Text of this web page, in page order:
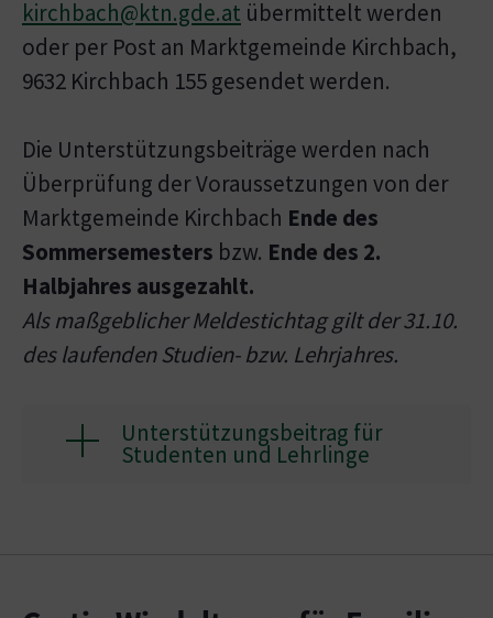
kirchbach@ktn.gde.at übermittelt werden
oder per Post an Marktgemeinde Kirchbach,
9632 Kirchbach 155 gesendet werden.
Die Unterstützungsbeiträge werden nach
Überprüfung der Voraussetzungen von der
Marktgemeinde Kirchbach Ende des
Sommersemesters bzw. Ende des 2.
Halbjahres ausgezahlt.
Als maßgeblicher Meldestichtag gilt der 31.10.
des laufenden Studien- bzw. Lehrjahres.
Unterstützungsbeitrag für
Studenten und Lehrlinge